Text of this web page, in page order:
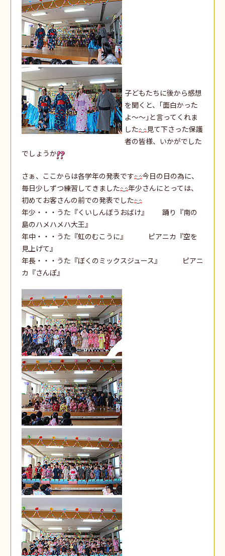
子どもたちに後から感想
を聞くと、｢面白かった
よ～～｣と言ってくれま
した
見て下さった保護
者の皆様、いかがでした
でしょうか
さぁ、ここからは各学年の発表です
今日の日の為に、
毎日少しずつ練習してきました
年少さんにとっては、
初めてお客さんの前での発表でした
年少・・・うた『くいしんぼうおばけ』 踊り『南の
島のハメハメハ大王』
年中・・・うた『虹のむこうに』 ピアニカ『空を
見上げて』
年長・・・うた『ぼくのミックスジュース』 ピアニ
カ『さんぽ』